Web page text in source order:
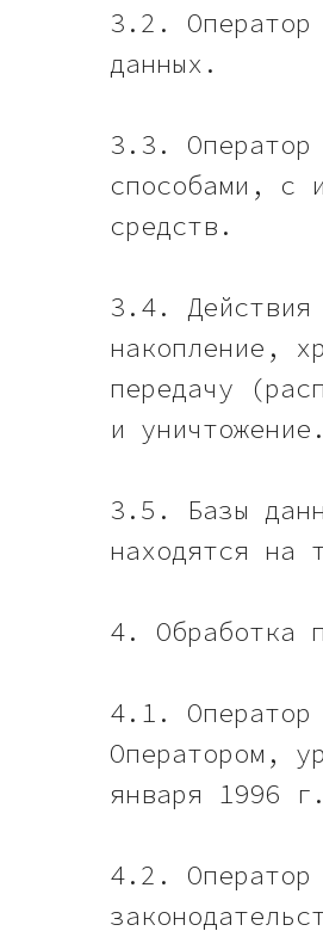
3.2. Оператор
данных.
3.3. Оператор
способами, с
средств.
3.4. Действия
накопление,
передачу
и уничтожение.
3.5. Базы
находятся на
4. Обработка
4.1. Оператор
Оператором,
января 1996
4.2. Оператор